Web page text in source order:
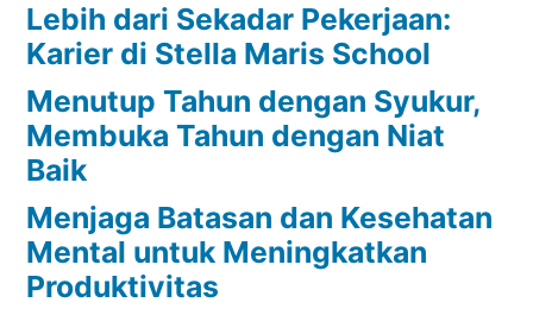
Lebih dari Sekadar Pekerjaan:
Karier di Stella Maris School
Menutup Tahun dengan Syukur,
Membuka Tahun dengan Niat
Baik
Menjaga Batasan dan Kesehatan
Mental untuk Meningkatkan
Produktivitas